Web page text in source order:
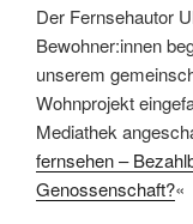
Der Fernsehautor
Bewohner:innen
unserem
Wohnprojekt
Mediathek
fernsehen –
Genossenschaft?«